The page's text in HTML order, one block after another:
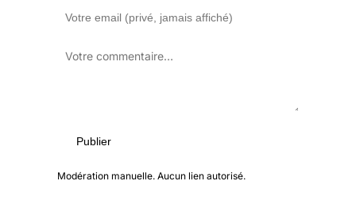
Publier
Modération manuelle. Aucun lien autorisé.